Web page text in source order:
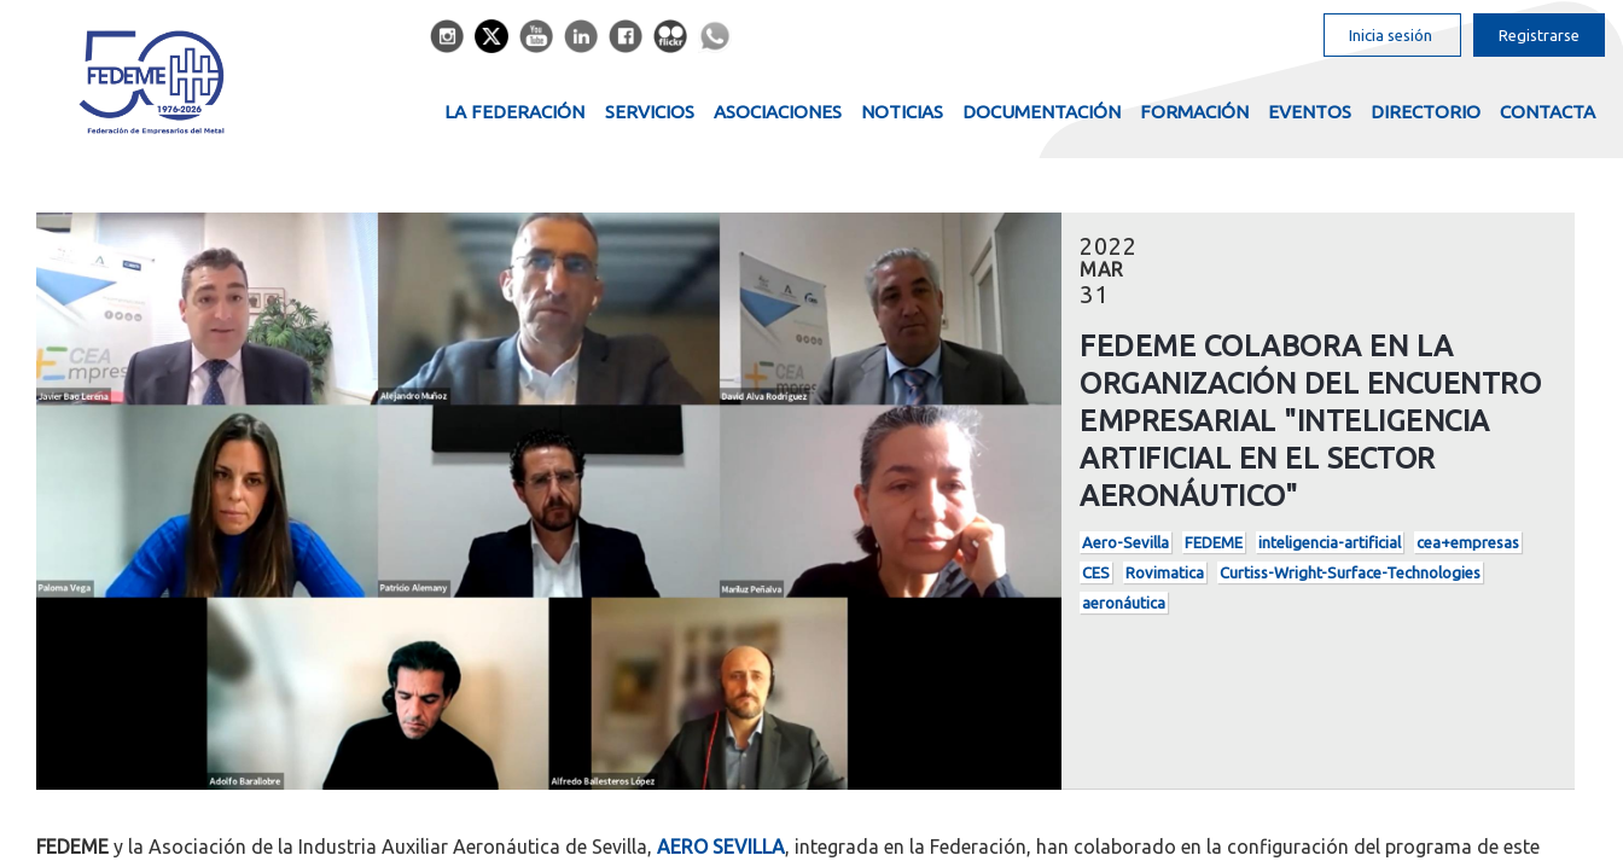
Inicia sesión Registrarse
LA FEDERACIÓN SERVICIOS ASOCIACIONES NOTICIAS DOCUMENTACIÓN FORMACIÓN EVENTOS DIRECTORIO CONTACTA
2022
MAR
31
FEDEME COLABORA EN LA
ORGANIZACIÓN DEL ENCUENTRO
EMPRESARIAL "INTELIGENCIA
ARTIFICIAL EN EL SECTOR
AERONÁUTICO"
Aero-Sevilla FEDEME inteligencia-artificial
cea+empresas
CES
Rovimatica
Curtiss-Wright-Surface-Technologies
aeronáutica
FEDEME y la Asociación de la Industria Auxiliar Aeronáutica de Sevilla, AERO SEVILLA, integrada en la Federación, han colaborado en la configuración del programa de este